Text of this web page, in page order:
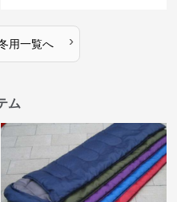
用一覧へ ›
ム